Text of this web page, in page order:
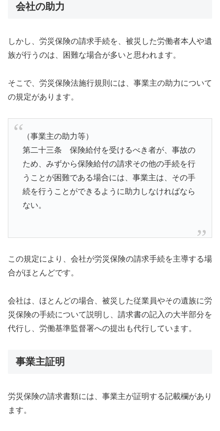
会社の助力
しかし、労災保険の請求手続を、被災した労働者本人や遺
族が行うのは、困難な場合が多いと思われます。
そこで、労災保険法施行規則には、事業主の助力について
の規定があります。
（事業主の助力等）
第二十三条 保険給付を受けるべき者が、事故の
ため、みずから保険給付の請求その他の手続を行
うことが困難である場合には、事業主は、その手
続を行うことができるように助力しなければなら
ない。
この規定により、会社が労災保険の請求手続を主導する場
合がほとんどです。
会社は、ほとんどの場合、被災した従業員やその遺族に労
災保険の手続について説明し、請求書の記入の大半部分を
代行し、労働基準監督署への提出も代行しています。
事業主証明
労災保険の請求書類には、事業主が証明する記載欄があり
ます。